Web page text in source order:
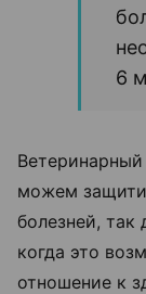
6
можем
болезней, так
когда это
отношение к